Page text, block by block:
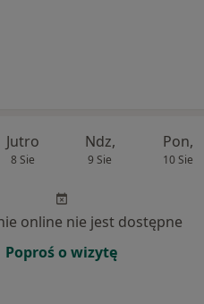
Jutro
8 Sie
Ndz,
9 Sie
Pon,
10 Sie
online nie jest dostępne
Poproś o wizytę